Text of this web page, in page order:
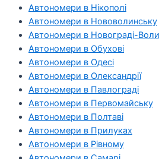
Автономери в Нікополі
Автономери в Нововолинську
Автономери в Новограді-
Автономери в Обухові
Автономери в Одесі
Автономери в Олександрії
Автономери в Павлограді
Автономери в Первомайську
Автономери в Полтаві
Автономери в Прилуках
Автономери в Рівному